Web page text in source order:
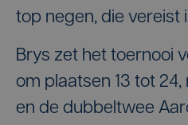
top negen, die vereist
Brys zet het toernooi
om plaatsen 13 tot
en de dubbeltwee